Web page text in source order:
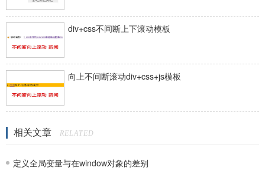
div+css不间断上下滚动模板
向上不间断滚动div+css+js模板
相关文章 RELATED
定义全局变量与在window对象的差别